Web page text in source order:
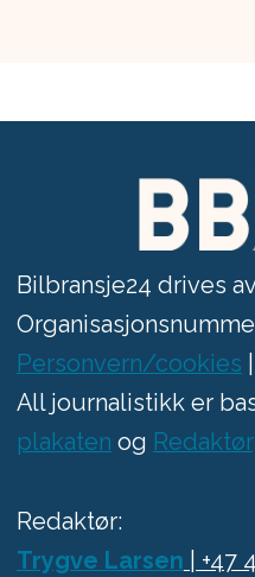
Bilbransje24 drives av
Personvern/cookies
All journalistikk er
plakaten og
Redaktør:
Trygve Larsen | +47